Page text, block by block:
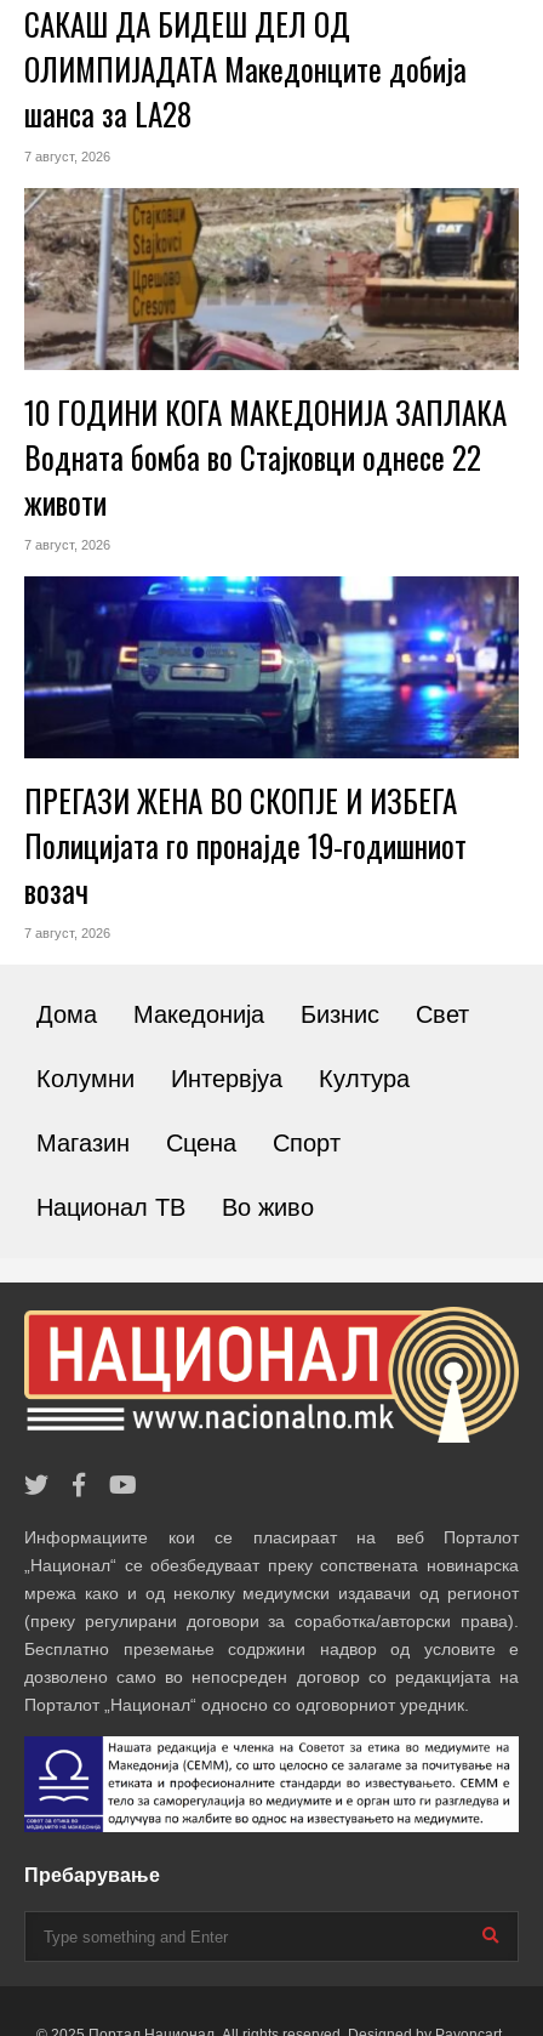
САКАШ ДА БИДЕШ ДЕЛ ОД
ОЛИМПИЈАДАТА Македонците добија
шанса за LA28
7 август, 2026
10 ГОДИНИ КОГА МАКЕДОНИЈА ЗАПЛАКА
Водната бомба во Стајковци однесе 22
животи
7 август, 2026
ПРЕГАЗИ ЖЕНА ВО СКОПЈЕ И ИЗБЕГА
Полицијата го пронајде 19-годишниот
возач
7 август, 2026
Дома Македонија Бизнис Свет
Колумни Интервјуа Култура
Магазин Сцена Спорт
Национал ТВ Во живо
Информациите кои се пласираат на веб Порталот
„Национал“ се обезбедуваат преку сопствената новинарска
мрежа како и од неколку медиумски издавачи од регионот
(преку регулирани договори за соработка/авторски права).
Бесплатно преземање содржини надвор од условите е
дозволено само во непосреден договор со редакцијата на
Порталот „Национал“ односно со одговорниот уредник.
Пребарување